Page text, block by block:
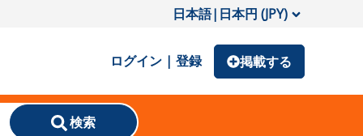
日本語| 日本円 (JPY)
ログイン | 登録 掲載する
検索